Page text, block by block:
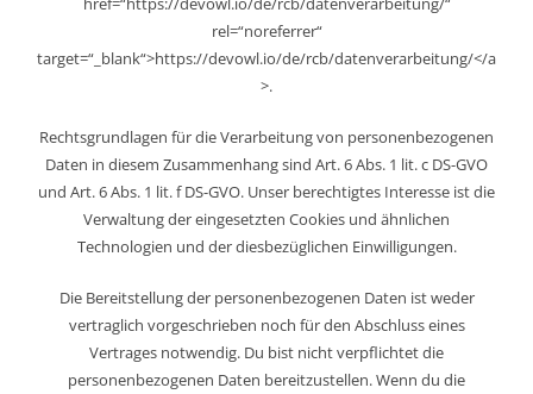
rel=“noreferrer“
target=“_blank“>https://devowl.io/de/rcb/datenverarbeitung/</a
>.
Rechtsgrundlagen für die Verarbeitung von personenbezogenen
Daten in diesem Zusammenhang sind Art. 6 Abs. 1 lit. c DS-GVO
und Art. 6 Abs. 1 lit. f DS-GVO. Unser berechtigtes Interesse ist die
Verwaltung der eingesetzten Cookies und ähnlichen
Technologien und der diesbezüglichen Einwilligungen.
Die Bereitstellung der personenbezogenen Daten ist weder
vertraglich vorgeschrieben noch für den Abschluss eines
Vertrages notwendig. Du bist nicht verpflichtet die
personenbezogenen Daten bereitzustellen. Wenn du die